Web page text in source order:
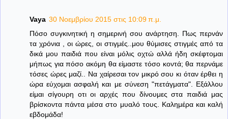
Vaya 30 Νοεμβρίου 2015 στις 10:09 π.μ.
Πόσο συγκινητική η σημερινή σου ανάρτηση. Πως περνάν
τα χρόνια , οι ώρες, οι στιγμές..μου θύμισες στιγμές από τα
δικά μου παιδιά που είναι μόλις οχτώ αλλά ήδη σκέφτομαι
μήπως για πόσο ακόμη θα είμαστε τόσο κοντά; θα περνάμε
τόσες ώρες μαζί.. Να χαίρεσαι τον μικρό σου κι όταν έρθει η
ώρα εύχομαι ασφαλή και με σύνεση "πετάγματα". Εξάλλου
είμαι σίγουρη οτι οι αρχές που δίνουμες στα παιδιά μας
βρίσκοντα πάντα μέσα στο μυαλό τους. Καλημέρα και καλή
εβδομάδα!